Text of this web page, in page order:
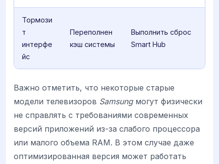
Тормози
т
интерфе
йс
Переполнен
кэш системы
Выполнить сброс
Smart Hub
Важно отметить, что некоторые старые
модели телевизоров Samsungмогут физически
не справлять с требованиями современных
версий приложений из-за слабого процессора
или малого объема RAM. В этом случае даже
оптимизированная версия может работать